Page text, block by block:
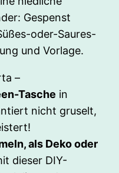
Gespenst
oder-Saures-
und Vorlage.
–
Tasche in
nicht gruselt,
als Deko oder
dieser DIY-